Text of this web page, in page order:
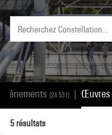
Événements [24 531] Œuvres
5 résultats